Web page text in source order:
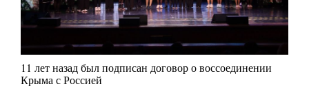
11 лет назад был подписан договор о воссоединении
Крыма с Россией